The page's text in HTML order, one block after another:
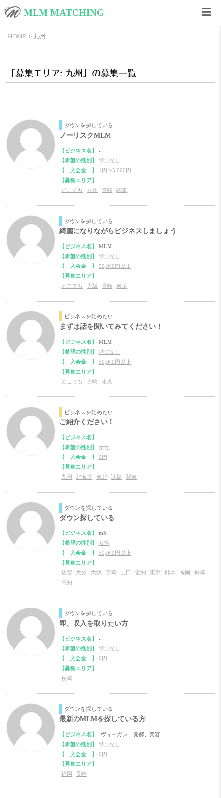
MLM MATCHING
HOME > 九州
「募集エリア: 九州」の募集一覧
ダウンを探している
ノーリスクMLM
【ビジネス名】
-
【希望の性別】
特になし
【 入会金 】
1円〜5,000円
【募集エリア】
どこでも
九州 |宮崎 関東
ダウンを探している
綺麗になりながらビジネスしましょう
【ビジネス名】
MLM
【希望の性別】
特になし
【 入会金 】
50,000円以上
【募集エリア】
どこでも
大阪 |宮崎 |東京
ビジネスを始めたい
まずは話を聞いてみてください！
【ビジネス名】
MLM
【希望の性別】
特になし
【 入会金 】
50,000円以上
【募集エリア】
どこでも
|宮崎 |東京
ビジネスを始めたい
ご紹介ください！
【ビジネス名】
-
【希望の性別】
女性
【 入会金 】
0円
【募集エリア】
九州
|北海道 |東北 |近畿 関東
ダウンを探している
ダウン探している
【ビジネス名】
m3
【希望の性別】
女性
【 入会金 】
50,000円以上
【募集エリア】
佐賀
大分 大阪 |宮崎 山口 |愛知 |東京 熊本 |福岡 |長崎
高知
ダウンを探している
即、収入を取りたい方
【ビジネス名】
-
【希望の性別】
特になし
【 入会金 】
0円
【募集エリア】
長崎
ダウンを探している
最新のMLMを探している方
【ビジネス名】
-ヴィーガン、発酵、美容
【希望の性別】
特になし
【 入会金 】
0円
【募集エリア】
福岡
|長崎